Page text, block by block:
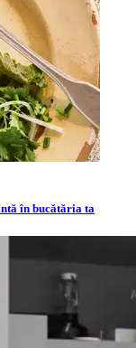
în bucătăria ta